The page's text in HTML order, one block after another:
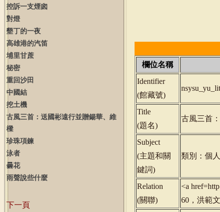
控訴一支煙囪
對燈
墾丁的一夜
高雄港的汽笛
埔里甘蔗
秘密
重回沙田
中國結
挖土機
古風三首：送國彬遠行並贈鍚華、維
樑
珍珠項鍊
泳者
曇花
雨聲說些什麼
下一頁
欄位名稱
Identifier
(館藏號)
Title
(題名)
古風三首
Subject
(主題和關
鍵詞)
類別：個
Relation
(關聯)
<a
60，洪範